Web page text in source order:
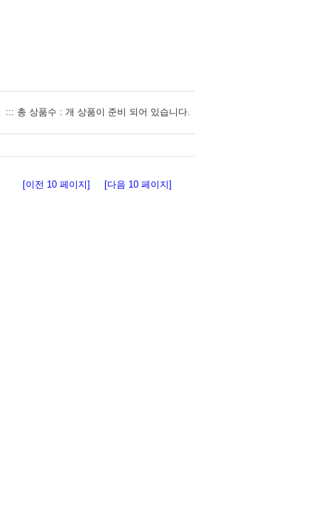
::: 총 상품수 : 개 상품이 준비 되어 있습니다.
[이전 10 페이지] [다음 10 페이지]